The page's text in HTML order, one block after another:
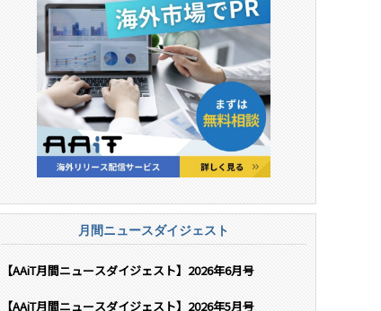
月間ニュースダイジェスト
【AAiT月間ニュースダイジェスト】2026年6月号
【AAiT月間ニュースダイジェスト】2026年5月号